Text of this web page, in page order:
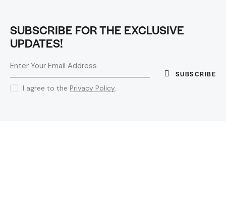
SUBSCRIBE FOR THE EXCLUSIVE
UPDATES!
SUBSCRIBE
I agree to the Privacy Policy.